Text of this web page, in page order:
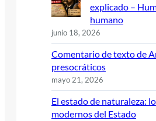
explicado –
humano
junio 18, 2026
Comentario de texto de
presocráticos
mayo 21, 2026
El estado de naturaleza:
modernos del Estado